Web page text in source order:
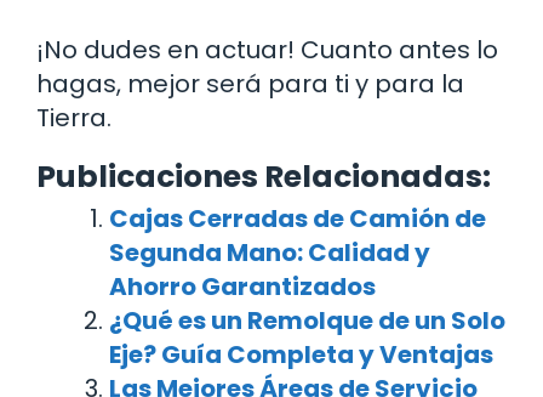
¡No dudes en actuar! Cuanto antes lo
hagas, mejor será para ti y para la
Tierra.
Publicaciones Relacionadas:
Cajas Cerradas de Camión de
Segunda Mano: Calidad y
Ahorro Garantizados
¿Qué es un Remolque de un Solo
Eje? Guía Completa y Ventajas
Las Mejores Áreas de Servicio